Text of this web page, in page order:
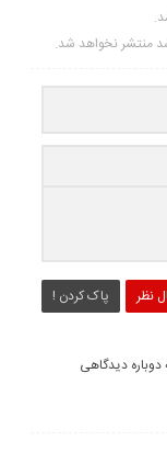
منتشر نخواهد شد.
نظر پاک کردن !
دوباره دیدگاهی